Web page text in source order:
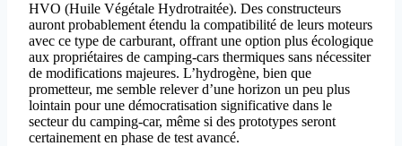
HVO (Huile Végétale Hydrotraitée). Des constructeurs
auront probablement étendu la compatibilité de leurs moteurs
avec ce type de carburant, offrant une option plus écologique
aux propriétaires de camping-cars thermiques sans nécessiter
de modifications majeures. L’hydrogène, bien que
prometteur, me semble relever d’une horizon un peu plus
lointain pour une démocratisation significative dans le
secteur du camping-car, même si des prototypes seront
certainement en phase de test avancé.